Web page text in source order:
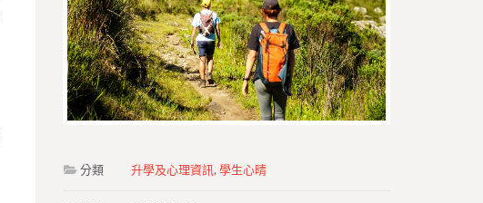
分類 升學及心理資訊,學生心晴